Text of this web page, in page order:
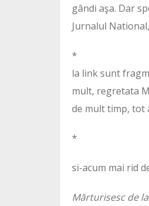
gândi aşa. Dar
Jurnalul
*
la link sunt
mult, regretata
de mult timp, tot
*
si-acum mai rid
Mărturisesc de